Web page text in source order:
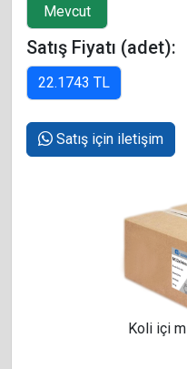
Satış Fiyatı (adet):
Satış için iletişim
Koli içi